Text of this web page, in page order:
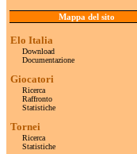
Mappa del sito
Elo Italia
Download
Documentazione
Giocatori
Ricerca
Raffronto
Statistiche
Tornei
Ricerca
Statistiche